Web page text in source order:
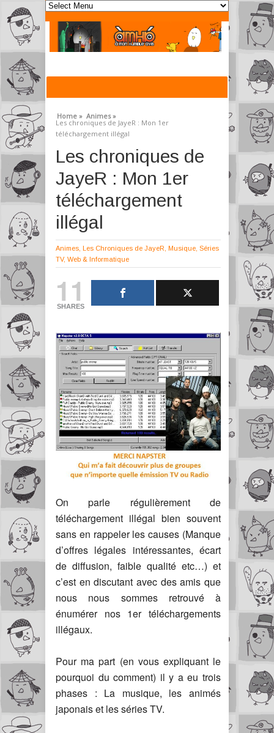
Home » Animes »
Les chroniques de JayeR : Mon 1er
téléchargement illégal
Les chroniques de
JayeR : Mon 1er
téléchargement
illégal
Animes Les Chroniques de JayeR Musique Séries
TV, Web & Informatique
11
SHARES
On parle régulièrement de
téléchargement illégal bien souvent
sans en rappeler les causes (Manque
d’offres légales intéressantes, écart
de diffusion, faible qualité etc…) et
c’est en discutant avec des amis que
nous nous sommes retrouvé à
énumérer nos 1er téléchargements
illégaux.
Pour ma part (en vous expliquant le
pourquoi du comment) il y a eu trois
phases : La musique, les animés
japonais et les séries TV.